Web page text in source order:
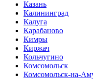
Казань
Калининград
Калуга
Карабаново
Кимры
Киржач
Кольчугино
Комсомольск
Комсомольск-на-